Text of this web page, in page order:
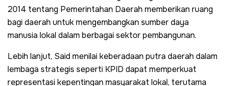
2014 tentang Pemerintahan Daerah memberikan ruang
bagi daerah untuk mengembangkan sumber daya
manusia lokal dalam berbagai sektor pembangunan.
Lebih lanjut, Said menilai keberadaan putra daerah dalam
lembaga strategis seperti KPID dapat memperkuat
representasi kepentingan masyarakat lokal, terutama